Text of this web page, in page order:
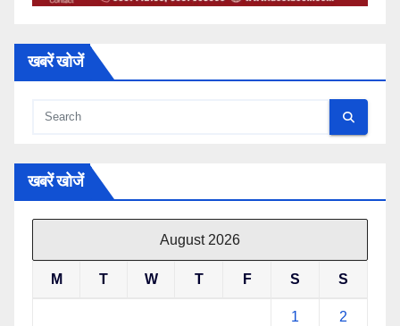
खबरें खोजें
खबरें खोजें
August 2026
M T W T F S S
1 2